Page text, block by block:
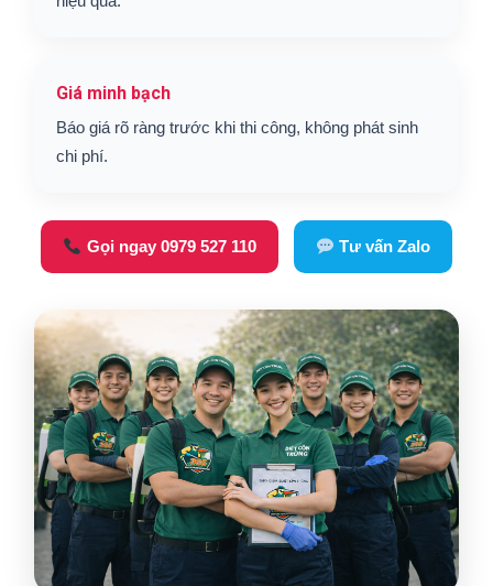
Giá minh bạch
Báo giá rõ ràng trước khi thi công, không phát sinh
chi phí.
Gọi ngay 0979 527 110 Tư vấn Zalo